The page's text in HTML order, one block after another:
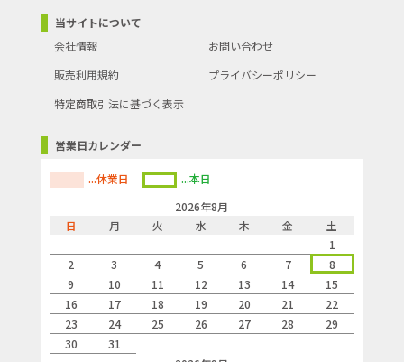
当サイトについて
会社情報
お問い合わせ
販売利用規約
プライバシーポリシー
特定商取引法に基づく表示
営業日カレンダー
...休業日
...本日
2026年8月
日
月 火 水 木 金
土
1
2
3 4 5 6 7
8
9
10 11 12 13 14
15
16
17 18 19 20 21
22
23
24 25 26 27 28
29
30
31